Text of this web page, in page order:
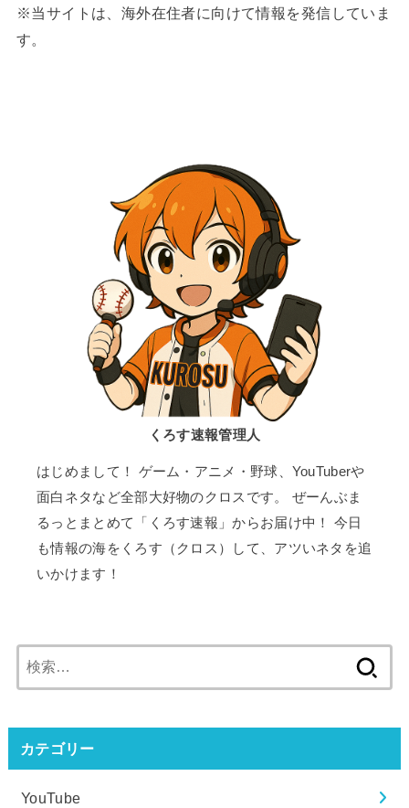
※当サイトは、海外在住者に向けて情報を発信していま
す。
くろす速報管理人
はじめまして！ ゲーム・アニメ・野球、YouTuberや
面白ネタなど全部大好物のクロスです。 ぜーんぶま
るっとまとめて「くろす速報」からお届け中！ 今日
も情報の海をくろす（クロス）して、アツいネタを追
いかけます！
索:
カテゴリー
YouTube